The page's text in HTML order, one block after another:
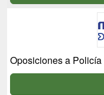
Oposiciones a